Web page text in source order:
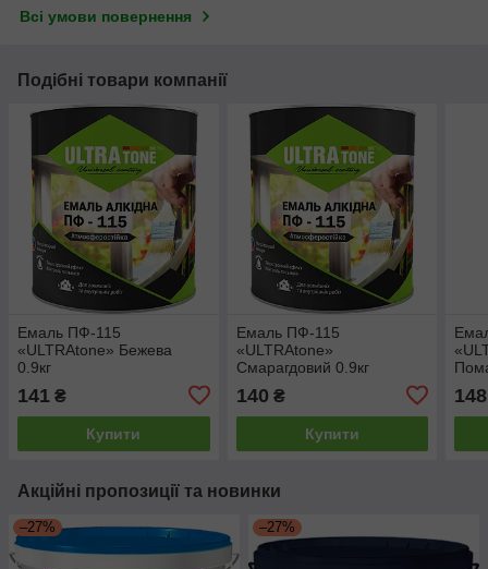
Всі умови повернення
Подібні товари компанії
Емаль ПФ-115
«ULTRAtone» Бежева
0.9кг
141 ₴
Купити
Емаль ПФ-115
«ULTRAtone»
Смарагдовий 0.9кг
140 ₴
Купити
148
Акційні пропозиції та новинки
–27% –27%